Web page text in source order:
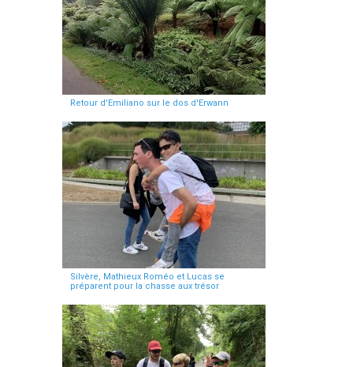
Retour d'Emiliano sur le dos d'Erwann
Silvère, Mathieux Roméo et Lucas se
préparent pour la chasse aux trésor